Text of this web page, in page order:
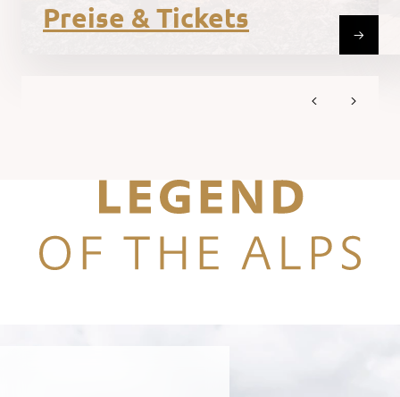
Preise & Tickets